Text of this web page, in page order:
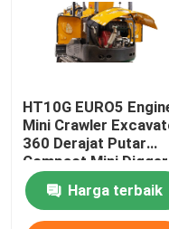
HT10G EURO5
Mini Crawler
360 Derajat Putar
Compact Mini Digger
Harga terbaik